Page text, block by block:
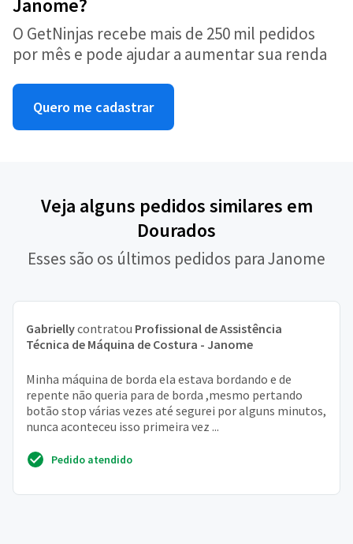
Janome?
O GetNinjas recebe mais de 250 mil pedidos
por mês e pode ajudar a aumentar sua renda
Quero me cadastrar
Veja alguns pedidos similares em
Dourados
Esses são os últimos pedidos para Janome
Gabriellycontratou Profissional de Assistência
Técnica de Máquina de Costura - Janome
Minha máquina de borda ela estava bordando e de
repente não queria para de borda ,mesmo pertando
botão stop várias vezes até segurei por alguns minutos,
nunca aconteceu isso primeira vez ...
Pedido atendido